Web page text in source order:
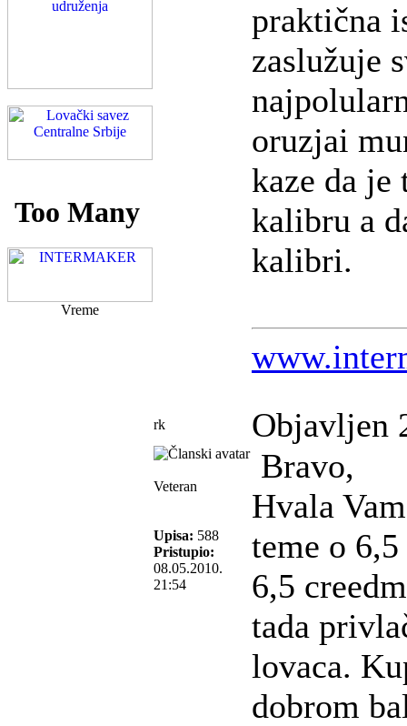
Vreme
praktična
zaslužuje
oruzjai
kaze da je
kalibru a
kalibri.
rk Objavljen
Veteran
Upisa: 588
Pristupio:
08.05.2010.
21:54
Bravo,
Hvala
teme o
6,5
tada
lovaca.
dobrom